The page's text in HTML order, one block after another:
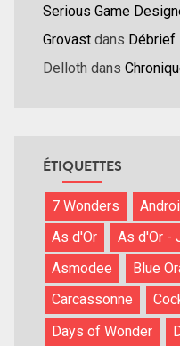
Serious Game
Grovast dans Débrief
Delloth dans
ÉTIQUETTES
7 Wonders
As d'Or
As d'Or -
Asmodee
Blue
Carcassonne
Days of Wonder